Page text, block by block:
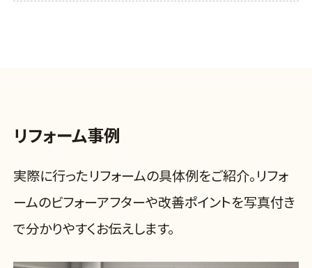
リフォーム事例
実際に行ったリフォームの具体例をご紹介。リフォ
ームのビフォーアフターや改善ポイントを写真付き
で分かりやすくお伝えします。